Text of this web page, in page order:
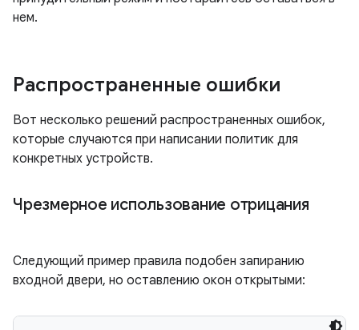
нем.
Распространенные ошибки
Вот несколько решений распространенных ошибок,
которые случаются при написании политик для
конкретных устройств.
Чрезмерное использование отрицания
Следующий пример правила подобен запиранию
входной двери, но оставлению окон открытыми: